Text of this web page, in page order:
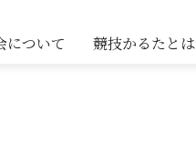
について 競技かるたとは